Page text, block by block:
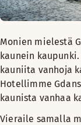
Monien mielestä
kaunein
kauniita vanhoja
Hotellimme
kaunista vanhaa
Vieraile samalla